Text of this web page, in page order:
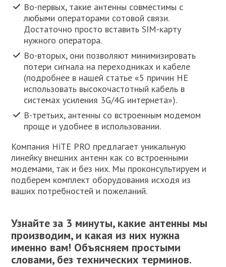
Во-первых, такие антенны совместимы с
любыми операторами сотовой связи.
Достаточно просто вставить SIM-карту
нужного оператора.
Во-вторых, они позволяют минимизировать
потери сигнала на переходниках и кабеле
(подробнее в нашей статье «5 причин НЕ
использовать высокочастотный кабель в
системах усиления 3G/4G интернета»).
В-третьих, антенны со встроенным модемом
проще и удобнее в использовании.
Компания HiTE PRO предлагает уникальную
линейку внешних антенн как со встроенными
модемами, так и без них. Мы проконсультируем и
подберем комплект оборудования исходя из
ваших потребностей и пожеланий.
Узнайте за 3 минуты, какие антенны мы
производим, и какая из них нужна
именно вам! Объясняем простыми
словами, без технических терминов.